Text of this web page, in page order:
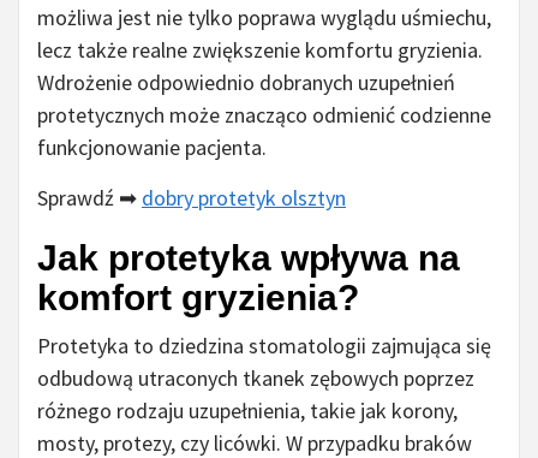
możliwa jest nie tylko poprawa wyglądu uśmiechu,
lecz także realne zwiększenie komfortu gryzienia.
Wdrożenie odpowiednio dobranych uzupełnień
protetycznych może znacząco odmienić codzienne
funkcjonowanie pacjenta.
Sprawdź ➡ dobry protetyk olsztyn
Jak protetyka wpływa na
komfort gryzienia?
Protetyka to dziedzina stomatologii zajmująca się
odbudową utraconych tkanek zębowych poprzez
różnego rodzaju uzupełnienia, takie jak korony,
mosty, protezy, czy licówki. W przypadku braków